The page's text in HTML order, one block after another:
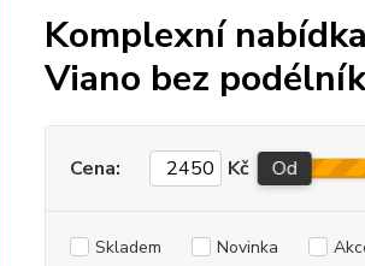
Komplexní
Viano bez
Cena: Kč Od
Skladem Novinka